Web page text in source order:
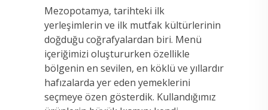
Mezopotamya, tarihteki ilk
yerleşimlerin ve ilk mutfak kültürlerinin
doğduğu coğrafyalardan biri. Menü
içeriğimizi oluştururken özellikle
bölgenin en sevilen, en köklü ve yıllardır
hafızalarda yer eden yemeklerini
seçmeye özen gösterdik. Kullandığımız